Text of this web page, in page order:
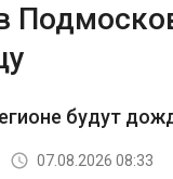
будут
07.08.2026 08:33